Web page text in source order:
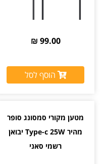
99.00 ₪
הוסף לסל
מטען מקורי סמסונג סופר
מהיר Type-c 25W יבואן
רשמי סאני